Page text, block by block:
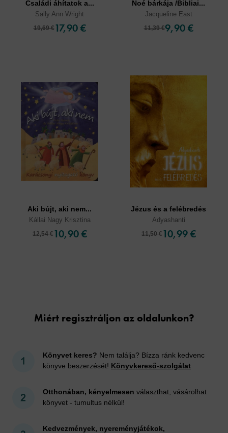
Családi áhítatok a...
Sally Ann Wright
19,69 € 17,90 €
Noé bárkája /Bibliai...
Jacqueline East
11,39 €9,90 €
Aki bújt, aki nem...
Kállai Nagy Krisztina
12,54 € 10,90 €
Jézus és a felébredés
Adyashanti
11,50 € 10,99 €
Miért regisztráljon az oldalunkon?
Könyvet keres? Nem találja? Bízza ránk kedvenc
könyve beszerzését! Könyvkereső-szolgálat
Otthonában, kényelmesen választhat, vásárolhat
könyvet - tumultus nélkül!
Kedvezmények, nyereményjátékok,